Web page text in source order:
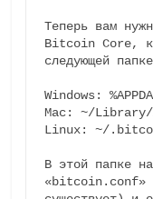
Теперь вам
Bitcoin Core,
следующей
Windows:
Mac: ~/
Linux: ~/
В этой папке
«bitcoin.conf»